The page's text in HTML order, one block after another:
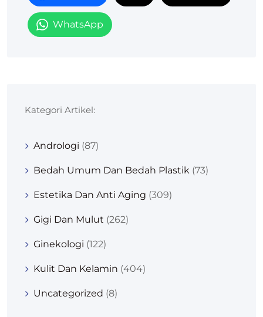
WhatsApp
Kategori Artikel:
Andrologi (87)
Bedah Umum Dan Bedah Plastik (73)
Estetika Dan Anti Aging (309)
Gigi Dan Mulut (262)
Ginekologi (122)
Kulit Dan Kelamin (404)
Uncategorized (8)